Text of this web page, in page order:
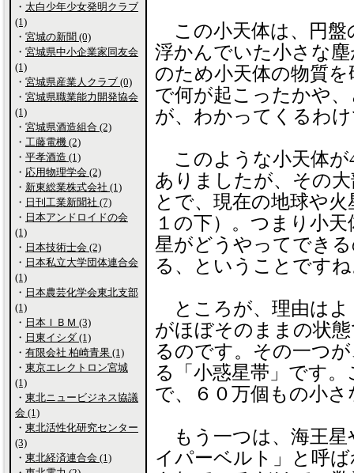
この小天体は、円盤
浮かんでいた小さな
のため小天体の物質
で何が起こったかや
が、わかってくるわ
このような小天体が
ありましたが、その
とで、現在の地球や
１の下）。つまり小
星がどうやってでき
る、ということです
ところが、理由はよ
がほぼそのままの状
るのです。その一つ
る「小惑星帯」です
で、６０万個もの小
もう一つは、海王星
イパーベルト」と呼
・ 太白少年少女発明クラブ
(1)
・ 宮城の新聞 (0)
・ 宮城県中小企業家同友会
(1)
・ 宮城県産業人クラブ (0)
・ 宮城県職業能力開発協会
(1)
・ 宮城県酒造組合 (2)
・ 工藤電機 (2)
・ 平孝酒造 (1)
・ 応用物理学会 (2)
・ 新東総業株式会社 (1)
・ 日刊工業新聞社 (7)
・ 日本アンドロイドの会
(1)
・ 日本技術士会 (2)
・ 日本私立大学団体連合会
(1)
・ 日本農芸化学会東北支部
(1)
・ 日本ＩＢＭ (3)
・ 日東イシダ (1)
・ 有限会社 柏崎青果 (1)
・ 東京エレクトロン宮城
(1)
・ 東北ニュービジネス協議
会 (1)
・ 東北活性化研究センター
(3)
・ 東北経済連合会 (1)